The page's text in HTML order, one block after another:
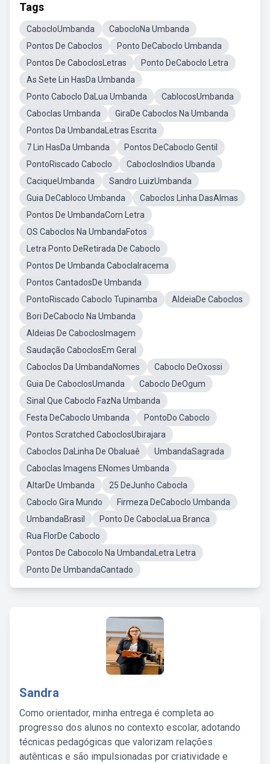
Tags
CabocloUmbanda
CabocloNa Umbanda
Pontos De Caboclos
Ponto DeCaboclo Umbanda
Pontos De CaboclosLetras
Ponto DeCaboclo Letra
As Sete Lin HasDa Umbanda
Ponto Caboclo DaLua Umbanda
CablocosUmbanda
Caboclas Umbanda
GiraDe Caboclos Na Umbanda
Pontos Da UmbandaLetras Escrita
7 Lin HasDa Umbanda
Pontos DeCaboclo Gentil
PontoRiscado Caboclo
CaboclosIndios Ubanda
CaciqueUmbanda
Sandro LuizUmbanda
Guia DeCabloco Umbanda
Caboclos Linha DasAlmas
Pontos De UmbandaCom Letra
OS Caboclos Na UmbandaFotos
Letra Ponto DeRetirada De Caboclo
Pontos De Umbanda CaboclaIracema
Pontos CantadosDe Umbanda
PontoRiscado Caboclo Tupinamba
AldeiaDe Caboclos
Bori DeCaboclo Na Umbanda
Aldeias De CaboclosImagem
Saudação CaboclosEm Geral
Caboclos Da UmbandaNomes
Caboclo DeOxossi
Guia De CaboclosUmanda
Caboclo DeOgum
Sinal Que Caboclo FazNa Umbanda
Festa DeCaboclo Umbanda
PontoDo Caboclo
Pontos Scratched CaboclosUbirajara
Caboclos DaLinha De Obaluaê
UmbandaSagrada
Caboclas Imagens ENomes Umbanda
AltarDe Umbanda
25 DeJunho Cabocla
Caboclo Gira Mundo
Firmeza DeCaboclo Umbanda
UmbandaBrasil
Ponto De CaboclaLua Branca
Rua FlorDe Caboclo
Pontos De Cabocolo Na UmbandaLetra Letra
Ponto De UmbandaCantado
Sandra
Como orientador, minha entrega é completa ao
progresso dos alunos no contexto escolar, adotando
técnicas pedagógicas que valorizam relações
autênticas e são impulsionadas por criatividade e